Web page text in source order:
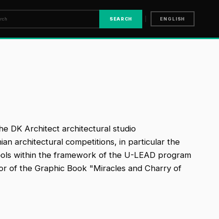
SEARCH ENGLISH
DK Architect architectural studio
architectural competitions, in particular the
within the framework of the U-LEAD program
of the Graphic Book "Miracles and Charry of